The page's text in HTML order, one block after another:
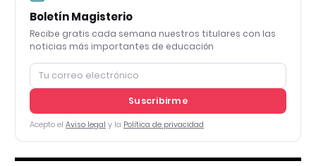
Boletín Magisterio
Recibe gratis cada semana nuestros titulares con las
noticias más importantes de educación
Suscribirme
Acepto el Aviso legal y la Política de privacidad